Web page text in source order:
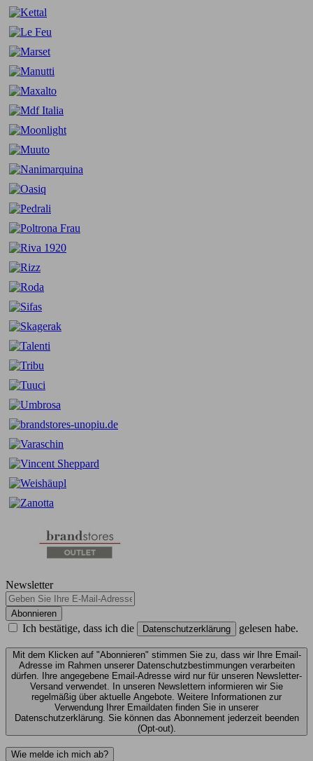
Newsletter
Abonnieren
Ich bestätige, dass ich die Datenschutzerklärung gelesen habe.
Mit dem Klicken auf "Abonnieren" stimmen Sie zu, dass wir Ihre Email-
Adresse im Rahmen unserer Datenschutzbestimmungen verarbeiten
dürfen. Ihre angegebene Email-Adresse wird nur für unseren Newsletter-
Versand verwendet. In unseren Newslettern informieren wir Sie
regelmäßig über aktuelle Angebote. Weitere Informationen zur
Verwendung Ihrer Emaildaten finden Sie in unserer
Datenschutzerklärung. Sie können das Abonnement jederzeit beenden
(Opt-out).
Wie melde ich mich ab?